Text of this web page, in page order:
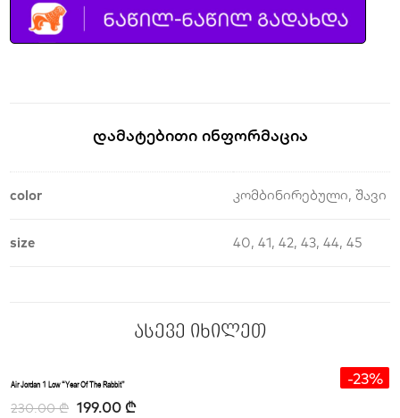
Დამატებითი Ინფორმაცია
color კომბინირებული, შავი
size 40, 41, 42, 43, 44, 45
ასევე იხილეთ
Air Jordan 1 Low “Year Of The Rabbit”
230.00₾ 199.00 ₾
-23%